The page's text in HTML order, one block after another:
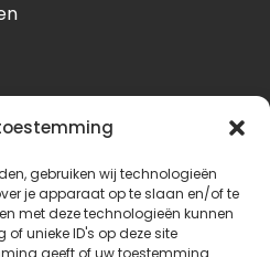
gebruiken wij technologieën
je apparaat op te slaan en/of te
met deze technologieën kunnen
unieke ID's op deze site
geeft of uw toestemming